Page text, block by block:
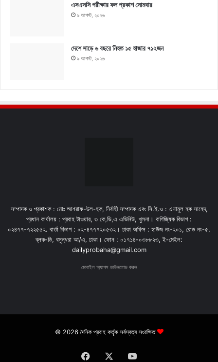
এসএসসি পরীক্ষার ফল প্রকাশ সোমবার
৯ আগস্ট, ২০২৬
দেশে সাড়ে ৬ বছরে নিহত ১৫ হাজার ৭১২জন
৯ আগস্ট, ২০২৬
সম্পাদক ও প্রকাশক : মোঃ আশরাফ-উল-হক, নির্বাহী সম্পাদক এবং সি.ই.ও : এনামুল হক সাহেদ,
প্রধান কার্যালয় : প্রবাহ টাওয়ার, ৩ কে,ডি,এ এভিনিউ, খুলনা। বাণিজ্যিক বিভাগ :
০২৪৭৭-৭২২৫৫২. বার্তা বিভাগ : ০২-৪৭৭৭২০৫৩২। ঢাকা অফিস : হাউজ নং-২০১, রোড নং-৫,
ব্লক-ডি, বসুন্ধরা আ/এ, ঢাকা। ফোন : ০১৭১৪-০৩৮৮২৩, ই-মেইল:
dailyprobaha@gmail.com
মোবাইল অ্যাপস ডাউনলোড করুন
© 2026 দৈনিক প্রবাহ কর্তৃক সর্বস্বত্ব সংরক্ষিত
Facebook